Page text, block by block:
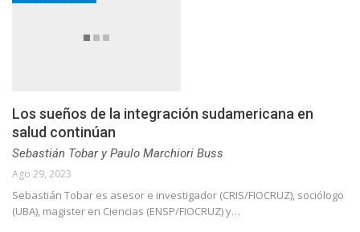
Los sueños de la integración sudamericana en
salud continúan
Sebastián Tobar y Paulo Marchiori Buss
Ago 29, 2023
Sebastián Tobar es asesor e investigador (CRIS/FIOCRUZ), sociólogo
(UBA), magister en Ciencias (ENSP/FIOCRUZ) y…